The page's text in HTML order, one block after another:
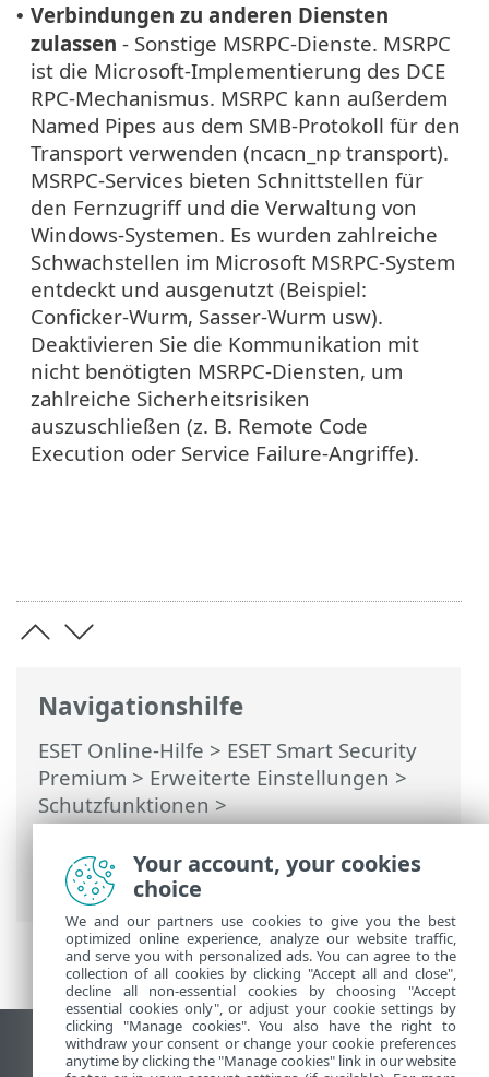
Navigationshilfe
ESET Online-Hilfe > ESET Smart Security
Premium > Erweiterte Einstellungen >
Schutzfunktionen>
Netzwerkzugriffsschutz>
Netzwerkangriffsschutz (IDS)>
Erweiterte Einstellungen
• Verbindungen zu anderen Diensten
zulassen - Sonstige MSRPC-Dienste. MSRPC
ist die Microsoft-Implementierung des DCE
RPC-Mechanismus. MSRPC kann außerdem
Named Pipes aus dem SMB-Protokoll für den
Transport verwenden (ncacn_np transport).
MSRPC-Services bieten Schnittstellen für
den Fernzugriff und die Verwaltung von
Windows-Systemen. Es wurden zahlreiche
Schwachstellen im Microsoft MSRPC-System
entdeckt und ausgenutzt (Beispiel:
Conficker-Wurm, Sasser-Wurm usw).
Deaktivieren Sie die Kommunikation mit
nicht benötigten MSRPC-Diensten, um
zahlreiche Sicherheitsrisiken
auszuschließen (z. B. Remote Code
Execution oder Service Failure-Angriffe).
Desktop-Site anzeigen
Your account, your cookies
choice
We and our partners use cookies to give you the best
optimized online experience, analyze our website traffic,
and serve you with personalized ads. You can agree to the
collection of all cookies by clicking "Accept all and close",
decline all non-essential cookies by choosing "Accept
essential cookies only", or adjust your cookie settings by
clicking "Manage cookies". You also have the right to
withdraw your consent or change your cookie preferences
anytime by clicking the "Manage cookies" link in our website